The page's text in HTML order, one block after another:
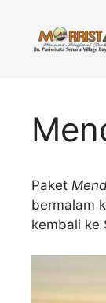
content
Paket
bermalam
kembali ke